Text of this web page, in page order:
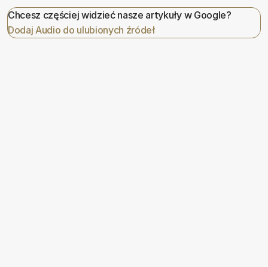
Chcesz częściej widzieć nasze artykuły w Google?
Dodaj Audio do ulubionych źródeł